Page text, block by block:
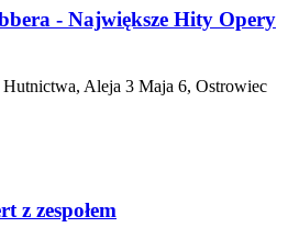
- Największe Hity Opery
Aleja 3 Maja 6, Ostrowiec
z zespołem